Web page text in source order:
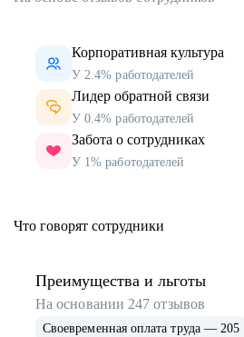
Корпоративная культура
У 2.4% работодателей
Лидер обратной связи
У 0.4% работодателей
Забота о сотрудниках
У 1% работодателей
Что говорят сотрудники
Преимущества и льготы
На основании 247 отзывов
Своевременная оплата труда — 205